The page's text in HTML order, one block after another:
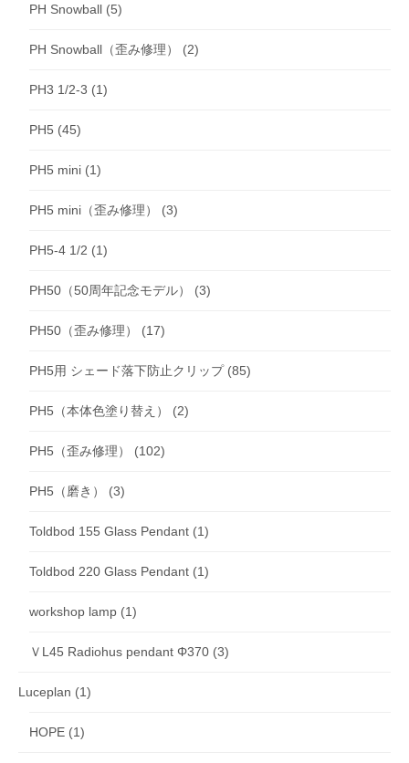
PH Snowball (5)
PH Snowball（歪み修理） (2)
PH3 1/2-3 (1)
PH5 (45)
PH5 mini (1)
PH5 mini（歪み修理） (3)
PH5-4 1/2 (1)
PH50（50周年記念モデル） (3)
PH50（歪み修理） (17)
PH5用 シェード落下防止クリップ(85)
PH5（本体色塗り替え） (2)
PH5（歪み修理） (102)
PH5（磨き） (3)
Toldbod 155 Glass Pendant (1)
Toldbod 220 Glass Pendant (1)
workshop lamp (1)
ＶL45 Radiohus pendant Φ370 (3)
Luceplan (1)
HOPE (1)